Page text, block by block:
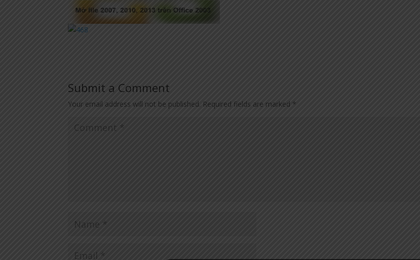
Submit a Comment
Your email address will not be published. Required fields are marked *